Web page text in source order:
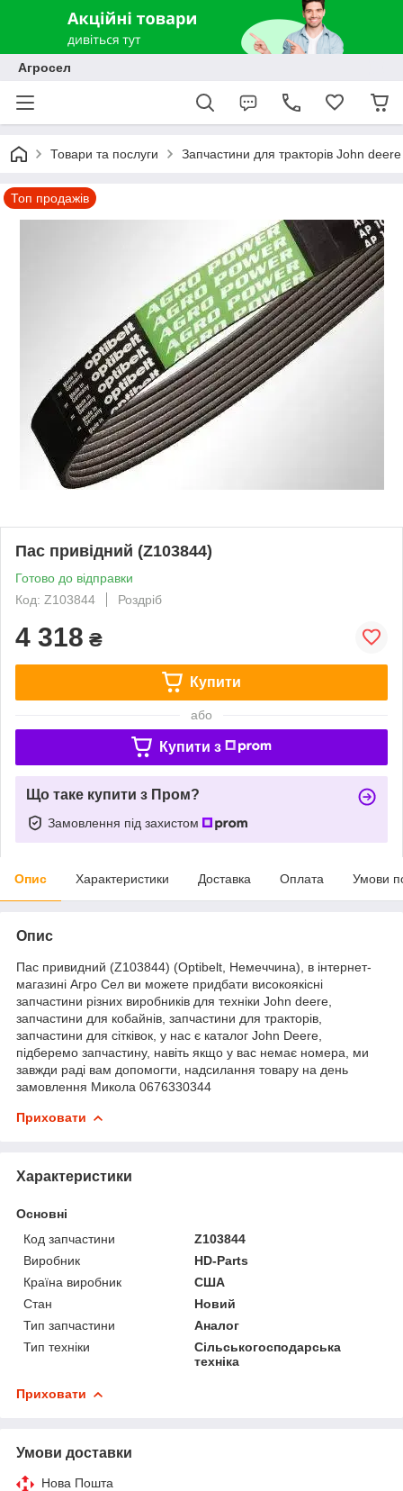
Агросел
Товари та послуги Запчастини для тракторів John deere
Топ продажів
Пас привідний (Z103844)
Готово до відправки
Код: Z103844
Роздріб
4 318 ₴
Купити
або
Купити з
Що таке купити з Пром?
Замовлення під захистом
Опис Характеристики Доставка Оплата Умови
Опис
Пас привидний (Z103844) (Optibelt, Немеччина), в інтернет-
магазині Агро Сел ви можете придбати високоякісні
запчастини різних виробників для техніки John deere,
запчастини для кобайнів, запчастини для тракторів,
запчастини для сітківок, у нас є каталог John Deere,
підберемо запчастину, навіть якщо у вас немає номера, ми
завжди раді вам допомогти, надсилання товару на день
замовлення Микола 0676330344
Приховати
Характеристики
Основні
Код запчастини
Z103844
Виробник
HD-Parts
Країна виробник
США
Стан
Новий
Тип запчастини
Аналог
Тип техніки
Сільськогосподарська
техніка
Приховати
Умови доставки
Нова Пошта